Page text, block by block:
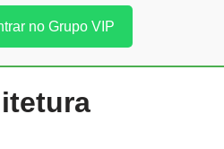
no Grupo VIP